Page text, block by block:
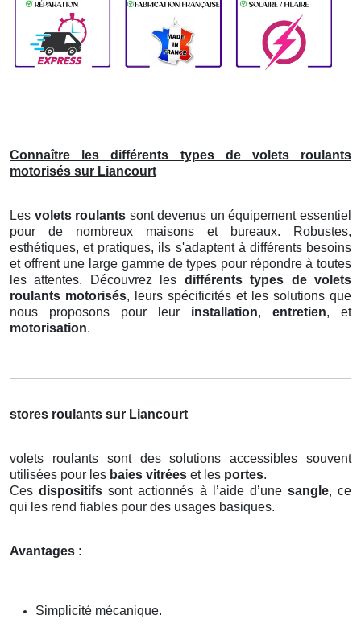
Connaître les différents types de volets roulants
motorisés sur Liancourt
Les volets roulants sont devenus un équipement essentiel
pour de nombreux maisons et bureaux. Robustes,
esthétiques, et pratiques, ils s'adaptent à différents besoins
et offrent une large gamme de types pour répondre à toutes
les attentes. Découvrez les différents types de volets
roulants motorisés, leurs spécificités et les solutions que
nous proposons pour leur installation, entretien, et
motorisation.
stores roulants sur Liancourt
volets roulants sont des solutions accessibles souvent
utilisées pour les baies vitrées et les portes.
Cesdispositifs sont actionnés à l’aide d’une sangle, ce
qui les rend fiables pour des usages basiques.
Avantages :
Simplicité mécanique.